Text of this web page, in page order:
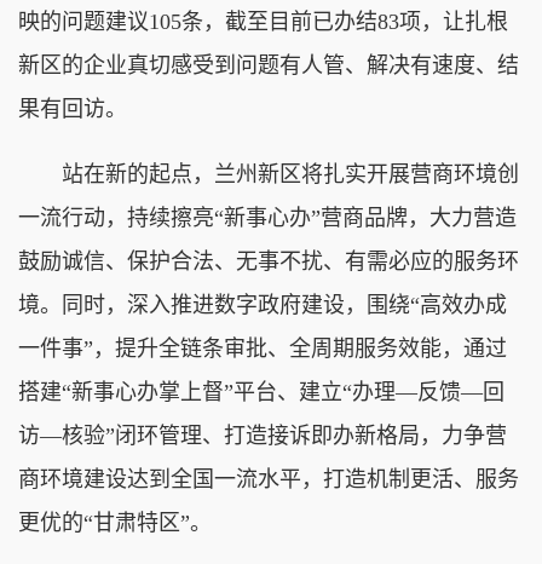
映的问题建议105条，截至目前已办结83项，让扎根
新区的企业真切感受到问题有人管、解决有速度、结
果有回访。
站在新的起点，兰州新区将扎实开展营商环境创
一流行动，持续擦亮“新事心办”营商品牌，大力营造
鼓励诚信、保护合法、无事不扰、有需必应的服务环
境。同时，深入推进数字政府建设，围绕“高效办成
一件事”，提升全链条审批、全周期服务效能，通过
搭建“新事心办掌上督”平台、建立“办理—反馈—回
访—核验”闭环管理、打造接诉即办新格局，力争营
商环境建设达到全国一流水平，打造机制更活、服务
更优的“甘肃特区”。